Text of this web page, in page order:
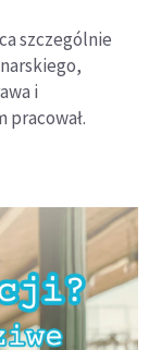
szczególnie
i